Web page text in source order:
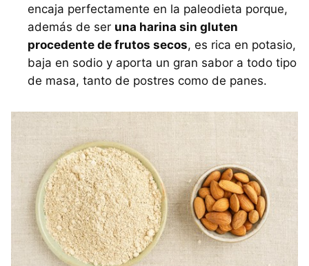
encaja perfectamente en la paleodieta porque,
además de ser una harina sin gluten
procedente de frutos secos, es rica en potasio,
baja en sodio y aporta un gran sabor a todo tipo
de masa, tanto de postres como de panes.